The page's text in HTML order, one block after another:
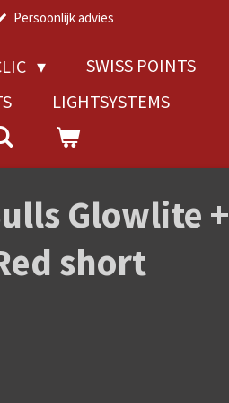
Persoonlijk advies
SWISS POINTS
LIGHTSYSTEMS
Glowlite +
short